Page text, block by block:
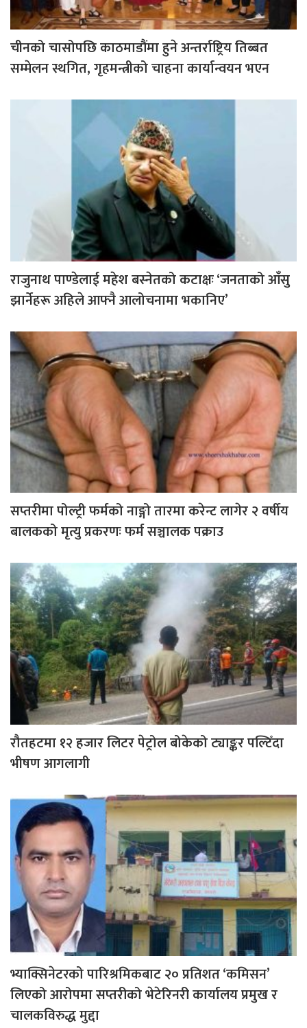
चीनको चासोपछि काठमाडौंमा हुने अन्तर्राष्ट्रिय तिब्बत
सम्मेलन स्थगित, गृहमन्त्रीको चाहना कार्यान्वयन भएन
राजुनाथ पाण्डेलाई महेश बस्नेतको कटाक्षः ‘जनताको आँसु
झार्नेहरू अहिले आफ्नै आलोचनामा भकानिए’
सप्तरीमा पोल्ट्री फर्मको नाङ्गो तारमा करेन्ट लागेर २ वर्षीय
बालकको मृत्यु प्रकरणः फर्म सञ्चालक पक्राउ
रौतहटमा १२ हजार लिटर पेट्रोल बोकेको ट्याङ्कर पल्टिँदा
भीषण आगलागी
भ्याक्सिनेटरको पारिश्रमिकबाट २० प्रतिशत ‘कमिसन’
लिएको आरोपमा सप्तरीको भेटेरिनरी कार्यालय प्रमुख र
चालकविरुद्ध मुद्दा